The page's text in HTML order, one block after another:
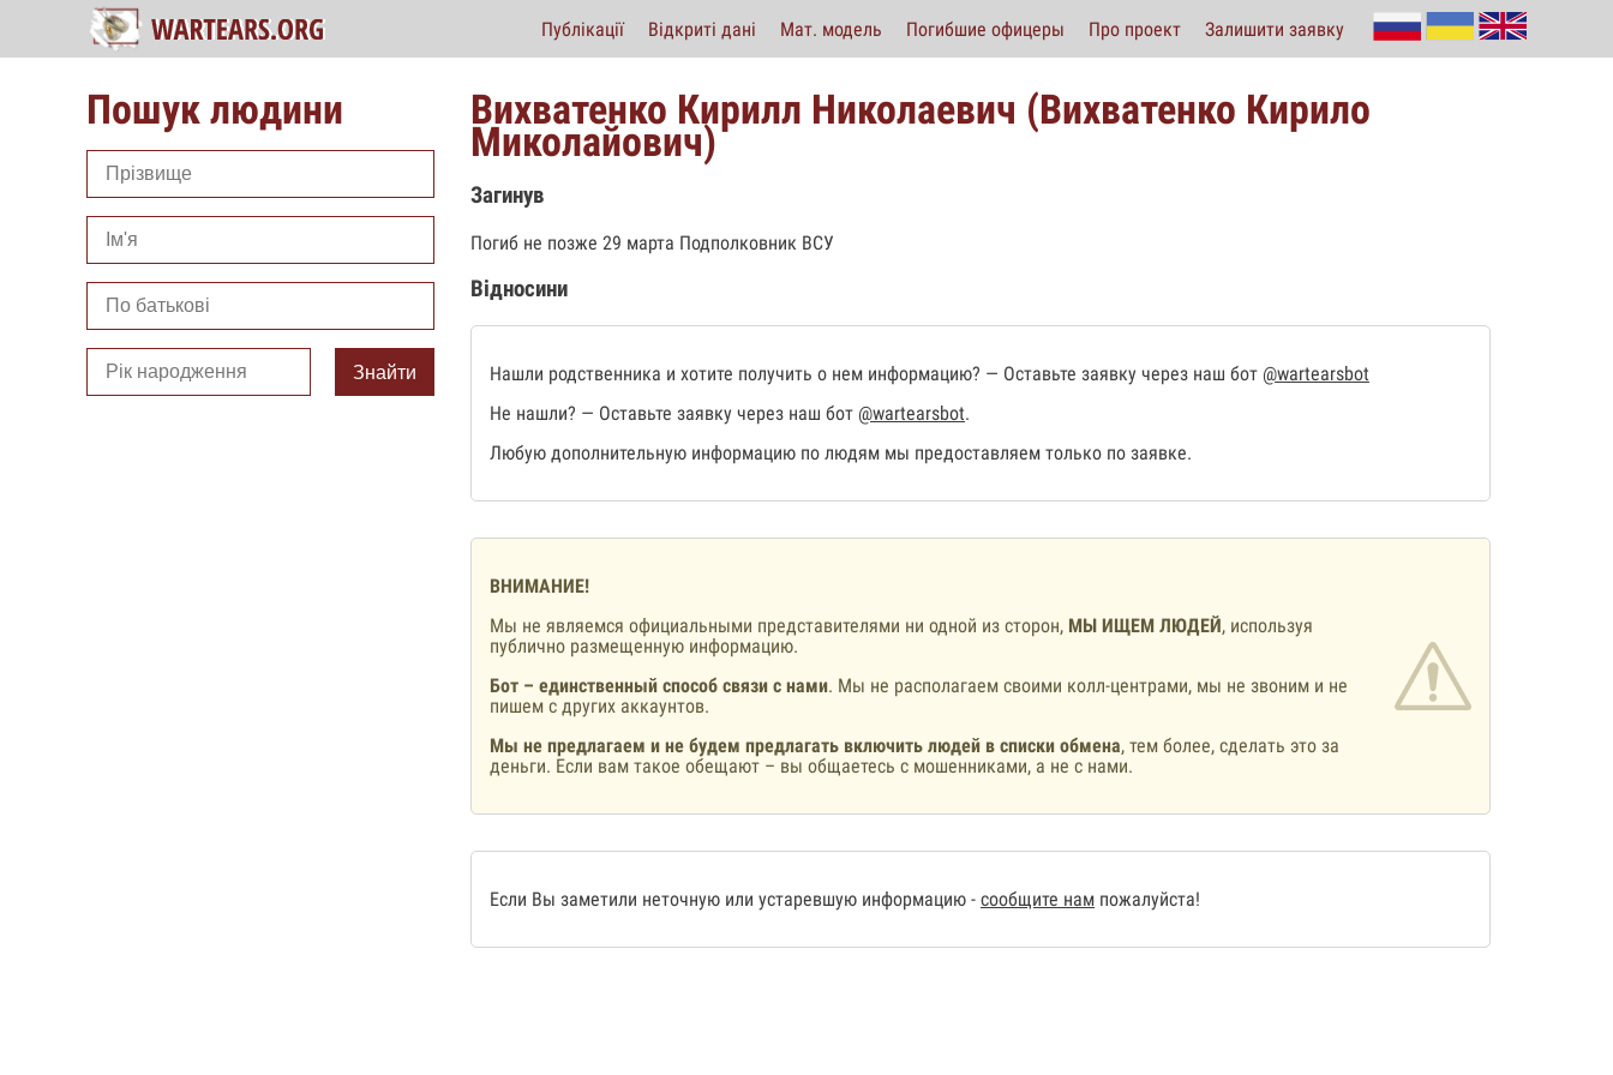
Публікації Відкриті дані Мат. модель Погибшие офицеры Про проект Залишити заявку
Пошук людини
Знайти
Вихватенко Кирилл Николаевич (Вихватенко Кирило
Миколайович)
Загинув
Погиб не позже 29 марта Подполковник ВСУ
Відносини
Нашли родственника и хотите получить о нем информацию? — Оставьте заявку через наш бот @wartearsbot
Не нашли? — Оставьте заявку через наш бот @wartearsbot.
Любую дополнительную информацию по людям мы предоставляем только по заявке.
ВНИМАНИЕ!
Мы не являемся официальными представителями ни одной из сторон, МЫ ИЩЕМ ЛЮДЕЙ, используя
публично размещенную информацию.
Бот – единственный способ связи с нами. Мы не располагаем своими колл-центрами, мы не звоним и не
пишем с других аккаунтов.
Мы не предлагаем и не будем предлагать включить людей в списки обмена, тем более, сделать это за
деньги. Если вам такое обещают – вы общаетесь с мошенниками, а не с нами.
Если Вы заметили неточную или устаревшую информацию - сообщите нам пожалуйста!